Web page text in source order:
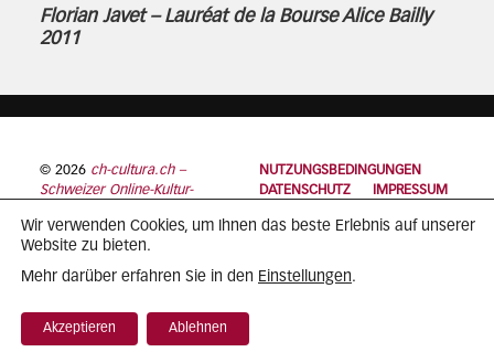
Florian Javet – Lauréat de la Bourse Alice Bailly
2011
© 2026 ch-cultura.ch –
Schweizer Online-Kultur-
NUTZUNGSBEDINGUNGEN
DATENSCHUTZ
IMPRESSUM
Wir verwenden Cookies, um Ihnen das beste Erlebnis auf unserer
Website zu bieten.
Mehr darüber erfahren Sie in den Einstellungen.
Akzeptieren Ablehnen